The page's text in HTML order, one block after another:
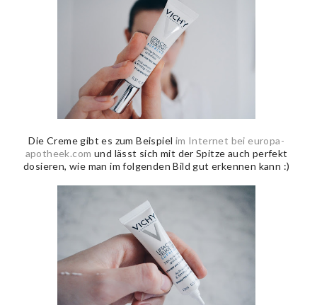
Die Creme gibt es zum Beispiel im Internet bei europa-
apotheek.com und lässt sich mit der Spitze auch perfekt
dosieren, wie man im folgenden Bild gut erkennen kann :)